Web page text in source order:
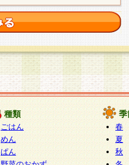
種類
ごはん
めん
ぱん
季
春
夏
秋